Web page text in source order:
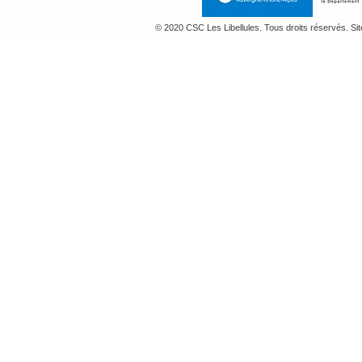
© 2020 CSC Les Libellules. Tous droits réservés.